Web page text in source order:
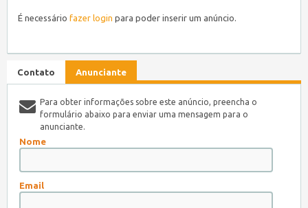
É necessário fazer login para poder inserir um anúncio.
Contato Anunciante
Para obter informações sobre este anúncio, preencha o
formulário abaixo para enviar uma mensagem para o
anunciante.
Nome
Email